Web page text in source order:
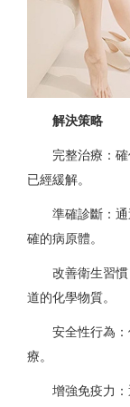
解決策略
完整治療：
已經緩解。
準確診斷：
確的病原體。
改善衛生習
道的化學物質。
安全性行為
療。
增強免疫力